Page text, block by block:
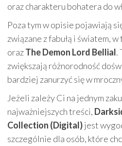
oraz charakteru bohatera do
Poza tym w opisie pojawiają
związane z fabułą i światem, w
orazThe Demon Lord Bellial.
zwiększają różnorodność
bardziej zanurzyć się w
Jeżeli zależy Ci na jednym
najważniejszych treści,
Collection (Digital)jest
szczególnie dla osób, które